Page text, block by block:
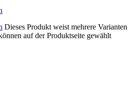
Dieses Produkt weist mehrere Varianten
auf der Produktseite gewählt